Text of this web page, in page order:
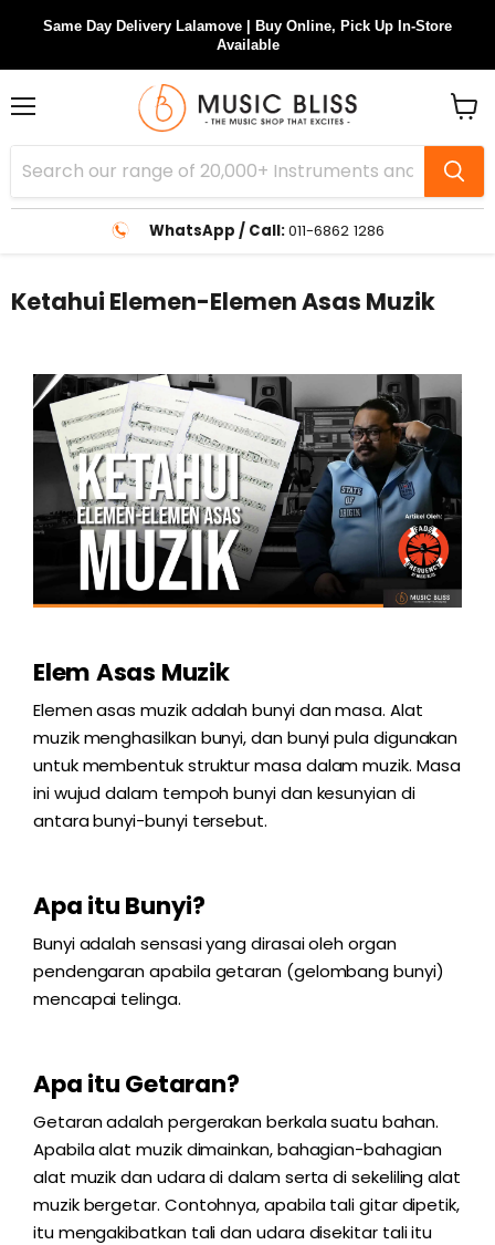
Same Day Delivery Lalamove | Buy Online, Pick Up In-Store
Available
WhatsApp / Call:011-6862 1286
cart
Ketahui Elemen-Elemen Asas Muzik
Elem Asas Muzik
Elemen asas muzik adalah bunyi dan masa. Alat
muzik menghasilkan bunyi, dan bunyi pula digunakan
untuk membentuk struktur masa dalam muzik. Masa
ini wujud dalam tempoh bunyi dan kesunyian di
antara bunyi-bunyi tersebut.
Apa itu Bunyi?
Bunyi adalah sensasi yang dirasai oleh organ
pendengaran apabila getaran (gelombang bunyi)
mencapai telinga.
Apa itu Getaran?
Getaran adalah pergerakan berkala suatu bahan.
Apabila alat muzik dimainkan, bahagian-bahagian
alat muzik dan udara di dalam serta di sekeliling alat
muzik bergetar. Contohnya, apabila tali gitar dipetik,
itu mengakibatkan tali dan udara disekitar tali itu